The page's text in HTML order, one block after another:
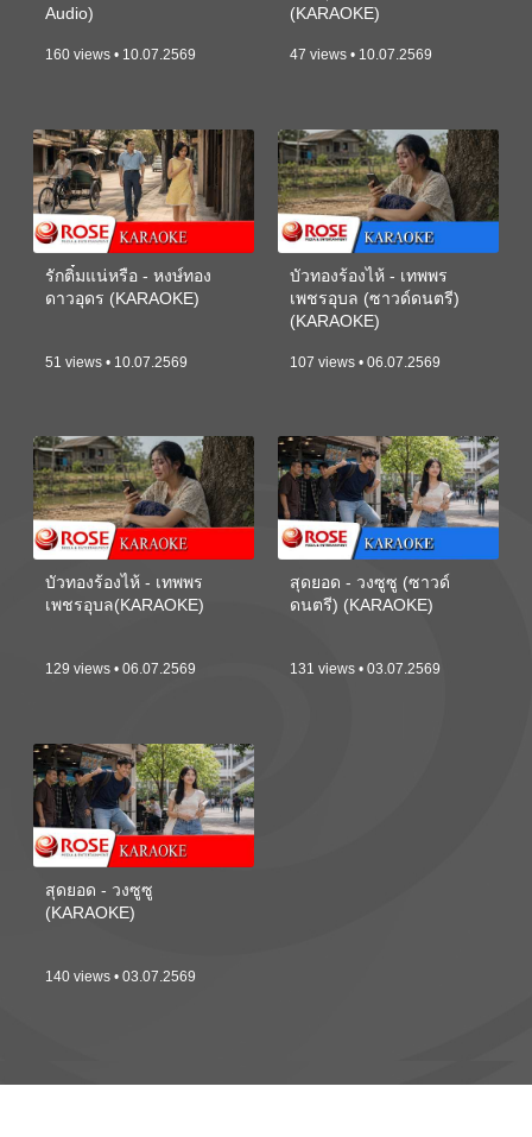
Audio)
160 views • 10.07.2569
(KARAOKE)
47 views • 10.07.2569
รักติ๋มแน่หรือ - หงษ์ทอง
ดาวอุดร (KARAOKE)
51 views • 10.07.2569
บัวทองร้องไห้ - เทพพร
เพชรอุบล (ซาวด์ดนตรี)
(KARAOKE)
107 views • 06.07.2569
บัวทองร้องไห้ - เทพพร
เพชรอุบล(KARAOKE)
129 views • 06.07.2569
สุดยอด - วงซูซู (ซาวด์
ดนตรี) (KARAOKE)
131 views • 03.07.2569
สุดยอด - วงซูซู
(KARAOKE)
140 views • 03.07.2569